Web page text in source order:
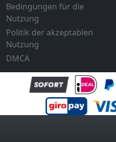
Bedingungen für die
Nutzung
Politik der akzeptablen
Nutzung
DMCA